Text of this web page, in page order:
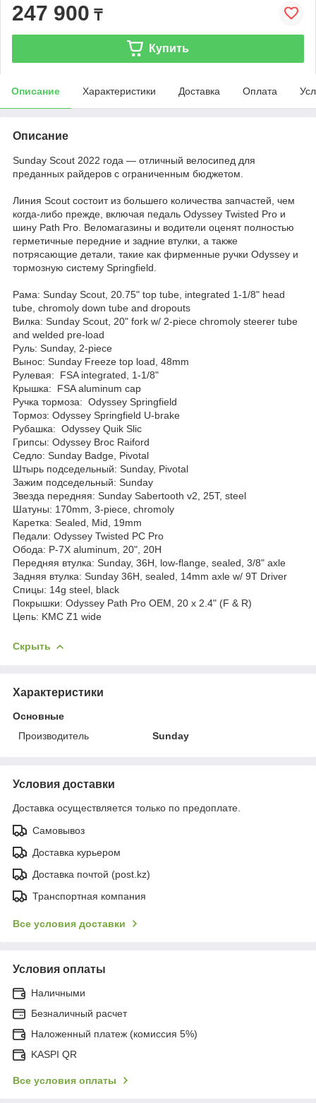
247 900 ₸
Купить
Описание Характеристики Доставка Оплата
Описание
Sunday Scout 2022 года — отличный велосипед для
преданных райдеров с ограниченным бюджетом.
Линия Scout состоит из большего количества запчастей, чем
когда-либо прежде, включая педаль Odyssey Twisted Pro и
шину Path Pro. Веломагазины и водители оценят полностью
герметичные передние и задние втулки, а также
потрясающие детали, такие как фирменные ручки Odyssey и
тормозную систему Springfield.
Рама: Sunday Scout, 20.75" top tube, integrated 1-1/8" head
tube, chromoly down tube and dropouts
Вилка: Sunday Scout, 20" fork w/ 2-piece chromoly steerer tube
and welded pre-load
Руль: Sunday, 2-piece
Вынос: Sunday Freeze top load, 48mm
Рулевая: FSA integrated, 1-1/8"
Крышка: FSA aluminum cap
Ручка тормоза: Odyssey Springfield
Тормоз: Odyssey Springfield U-brake
Рубашка: Odyssey Quik Slic
Грипсы: Odyssey Broc Raiford
Седло: Sunday Badge, Pivotal
Штырь подседельный: Sunday, Pivotal
Зажим подседельный: Sunday
Звезда передняя: Sunday Sabertooth v2, 25T, steel
Шатуны: 170mm, 3-piece, chromoly
Каретка: Sealed, Mid, 19mm
Педали: Odyssey Twisted PC Pro
Обода: P-7X aluminum, 20", 20H
Передняя втулка: Sunday, 36H, low-flange, sealed, 3/8" axle
Задняя втулка: Sunday 36H, sealed, 14mm axle w/ 9T Driver
Спицы: 14g steel, black
Покрышки: Odyssey Path Pro OEM, 20 x 2.4" (F & R)
Цепь: KMC Z1 wide
Скрыть
Характеристики
Основные
Производитель
Sunday
Условия доставки
Доставка осуществляется только по предоплате.
Самовывоз
Доставка курьером
Доставка почтой (post.kz)
Транспортная компания
Все условия доставки
Условия оплаты
Наличными
Безналичный расчет
Наложенный платеж (комиссия 5%)
KASPI QR
Все условия оплаты